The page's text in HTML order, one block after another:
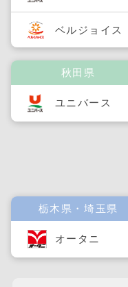
ベルジョイス
秋田県
ユニバース
栃木県・埼玉県
オータニ